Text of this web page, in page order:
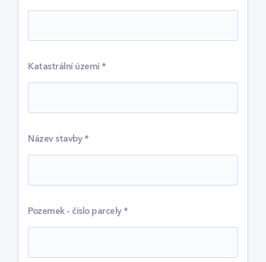
Katastrální území*
Název stavby*
Pozemek - číslo parcely*